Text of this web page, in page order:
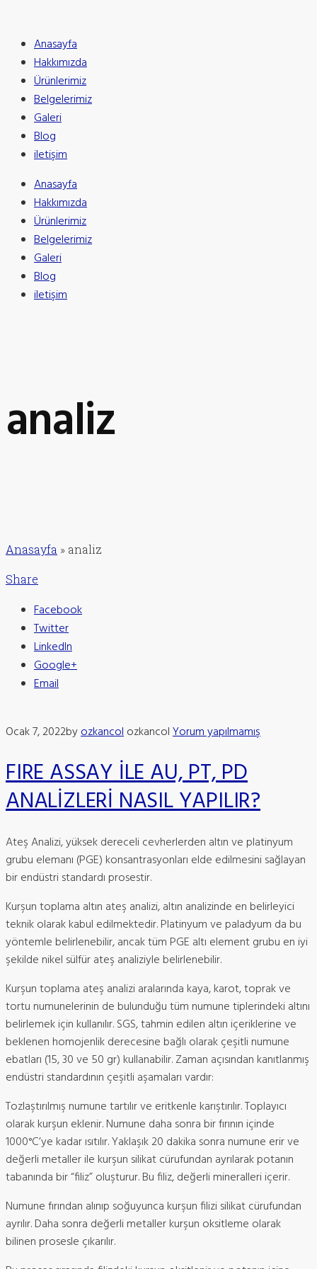
Anasayfa
Hakkımızda
Ürünlerimiz
Belgelerimiz
Galeri
Blog
iletişim
Anasayfa
Hakkımızda
Ürünlerimiz
Belgelerimiz
Galeri
Blog
iletişim
analiz
Anasayfa » analiz
Share
Facebook
Twitter
LinkedIn
Google+
Email
Ocak 7, 2022byozkancolozkancolYorum yapılmamış
FIRE ASSAY İLE AU, PT, PD
ANALİZLERİ NASIL YAPILIR?
Ateş Analizi, yüksek dereceli cevherlerden altın ve platinyum
grubu elemanı (PGE) konsantrasyonları elde edilmesini sağlayan
bir endüstri standardı prosestir.
Kurşun toplama altın ateş analizi, altın analizinde en belirleyici
teknik olarak kabul edilmektedir. Platinyum ve paladyum da bu
yöntemle belirlenebilir, ancak tüm PGE altı element grubu en iyi
şekilde nikel sülfür ateş analiziyle belirlenebilir.
Kurşun toplama ateş analizi aralarında kaya, karot, toprak ve
tortu numunelerinin de bulunduğu tüm numune tiplerindeki altını
belirlemek için kullanılır. SGS, tahmin edilen altın içeriklerine ve
beklenen homojenlik derecesine bağlı olarak çeşitli numune
ebatları (15, 30 ve 50 gr) kullanabilir. Zaman açısından kanıtlanmış
endüstri standardının çeşitli aşamaları vardır:
Tozlaştırılmış numune tartılır ve eritkenle karıştırılır. Toplayıcı
olarak kurşun eklenir. Numune daha sonra bir fırının içinde
1000°C’ye kadar ısıtılır. Yaklaşık 20 dakika sonra numune erir ve
değerli metaller ile kurşun silikat cürufundan ayrılarak potanın
tabanında bir “filiz” oluşturur. Bu filiz, değerli mineralleri içerir.
Numune fırından alınıp soğuyunca kurşun filizi silikat cürufundan
ayrılır. Daha sonra değerli metaller kurşun oksitleme olarak
bilinen prosesle çıkarılır.